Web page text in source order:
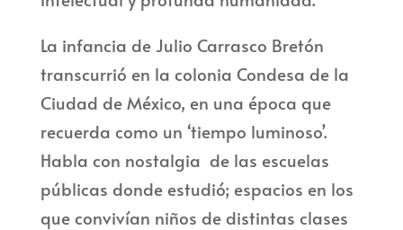
La infancia de Julio Carrasco Bretón
transcurrió en la colonia Condesa de la
Ciudad de México, en una época que
recuerda como un ‘tiempo luminoso’.
Habla con nostalgia de las escuelas
públicas donde estudió; espacios en los
que convivían niños de distintas clases